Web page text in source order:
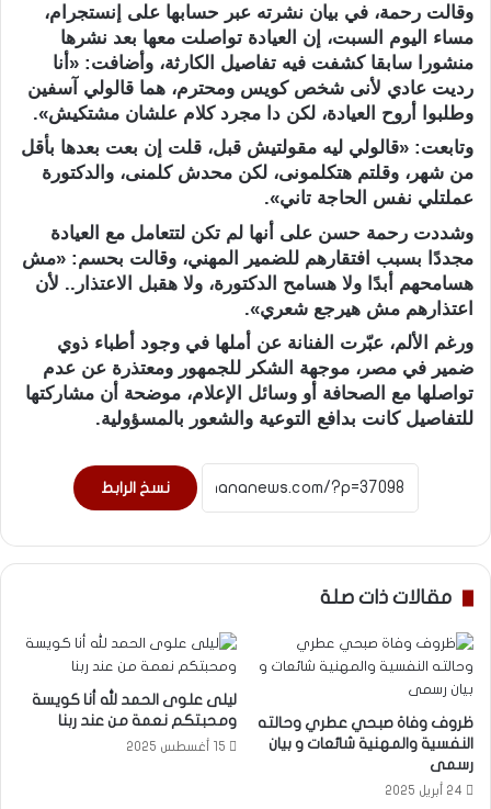
وقالت رحمة، في بيان نشرته عبر حسابها على إنستجرام،
مساء اليوم السبت، إن العيادة تواصلت معها بعد نشرها
منشورا سابقا كشفت فيه تفاصيل الكارثة، وأضافت: «أنا
رديت عادي لأنى شخص كويس ومحترم، هما قالولي آسفين
وطلبوا أروح العيادة، لكن دا مجرد كلام علشان مشتكيش».
وتابعت: «قالولي ليه مقولتيش قبل، قلت إن بعت بعدها بأقل
من شهر، وقلتم هتكلمونى، لكن محدش كلمنى، والدكتورة
عملتلي نفس الحاجة تاني».
وشددت رحمة حسن على أنها لم تكن لتتعامل مع العيادة
مجددًا بسبب افتقارهم للضمير المهني، وقالت بحسم: «مش
هسامحهم أبدًا ولا هسامح الدكتورة، ولا هقبل الاعتذار.. لأن
اعتذارهم مش هيرجع شعري».
ورغم الألم، عبّرت الفنانة عن أملها في وجود أطباء ذوي
ضمير في مصر، موجهة الشكر للجمهور ومعتذرة عن عدم
تواصلها مع الصحافة أو وسائل الإعلام، موضحة أن مشاركتها
للتفاصيل كانت بدافع التوعية والشعور بالمسؤولية.
نسخ الرابط
مقالات ذات صلة
ظروف وفاة صبحي عطري وحالته
النفسية والمهنية شائعات و بيان
رسمى
24 أبريل 2025
ليلى علوى الحمد لله أنا كويسة
ومحبتكم نعمة من عند ربنا
15 أغسطس 2025